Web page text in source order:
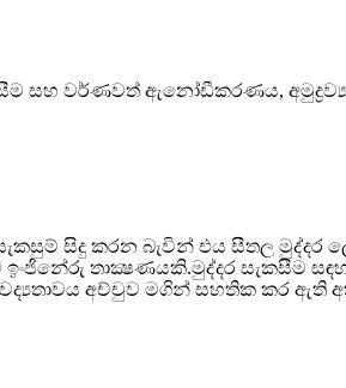
සහ වර්ණවත් ඇනෝඩීකරණය,
සිදු කරන බැවින් එය සීතල මුද්දර
තාක්‍ෂණයකි.මුද්දර සැකසීම
අච්චුව මගින් සහතික කර ඇති